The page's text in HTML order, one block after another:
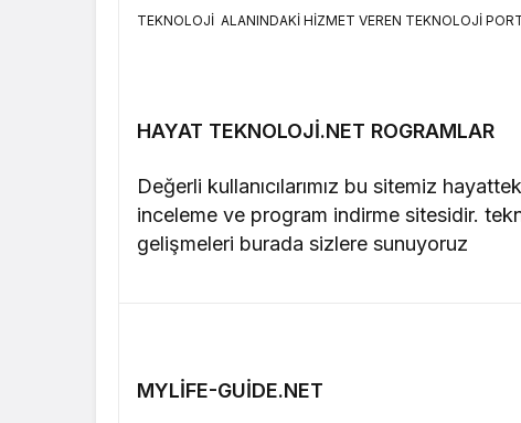
TEKNOLOJİ ALANINDAKİ HİZMET VEREN TEKNOLOJİ
HAYAT TEKNOLOJİ.NET ROGRAMLAR
Değerli kullanıcılarımız bu sitemiz
inceleme ve program indirme sitesidir.
gelişmeleri burada sizlere sunuyoruz
MYLİFE-GUİDE.NET